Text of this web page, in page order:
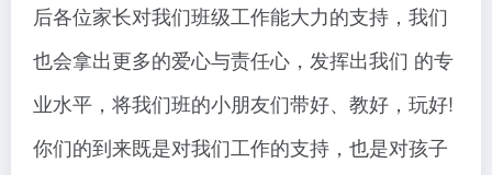
后各位家长对我们班级工作能大力的支持，我们
也会拿出更多的爱心与责任心，发挥出我们 的专
业水平，将我们班的小朋友们带好、教好，玩好!
你们的到来既是对我们工作的支持，也是对孩子